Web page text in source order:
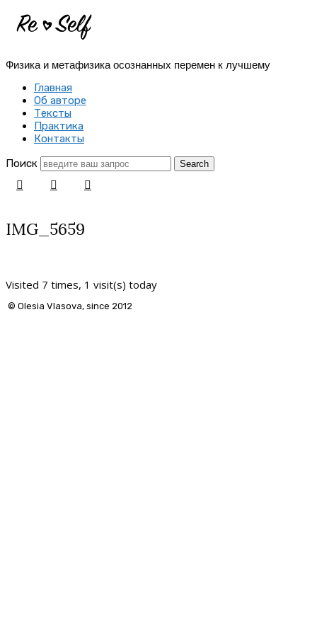
Re-
|
Создай
себя
заново
Физика и метафизика осознанных перемен к лучшему
Главная
Об авторе
Тексты
Практика
Контакты
Поиск
IMG_5659
Visited 7 times, 1 visit(s) today
© Olesia Vlasova, since 2012